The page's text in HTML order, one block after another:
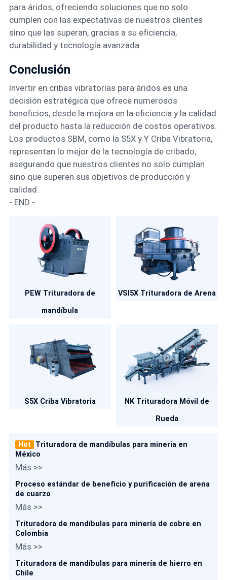
para áridos, ofreciendo soluciones que no solo
cumplen con las expectativas de nuestros clientes
sino que las superan, gracias a su eficiencia,
durabilidad y tecnología avanzada.
Conclusión
Invertir en cribas vibratorias para áridos es una
decisión estratégica que ofrece numerosos
beneficios, desde la mejora en la eficiencia y la calidad
del producto hasta la reducción de costos operativos.
Los productos SBM, como la S5X y Y Criba Vibratoria,
representan lo mejor de la tecnología de cribado,
asegurando que nuestros clientes no solo cumplan
sino que superen sus objetivos de producción y
calidad.
- END -
PEW Trituradora de
mandíbula
VSI5X Trituradora de Arena
S5X Criba Vibratoria
NK Trituradora Móvil de
Rueda
Hot
Trituradora de mandíbulas para minería en
México
Más >>
Proceso estándar de beneficio y purificación de arena
de cuarzo
Más >>
Trituradora de mandíbulas para minería de cobre en
Colombia
Más >>
Trituradora de mandíbulas para minería de hierro en
Chile